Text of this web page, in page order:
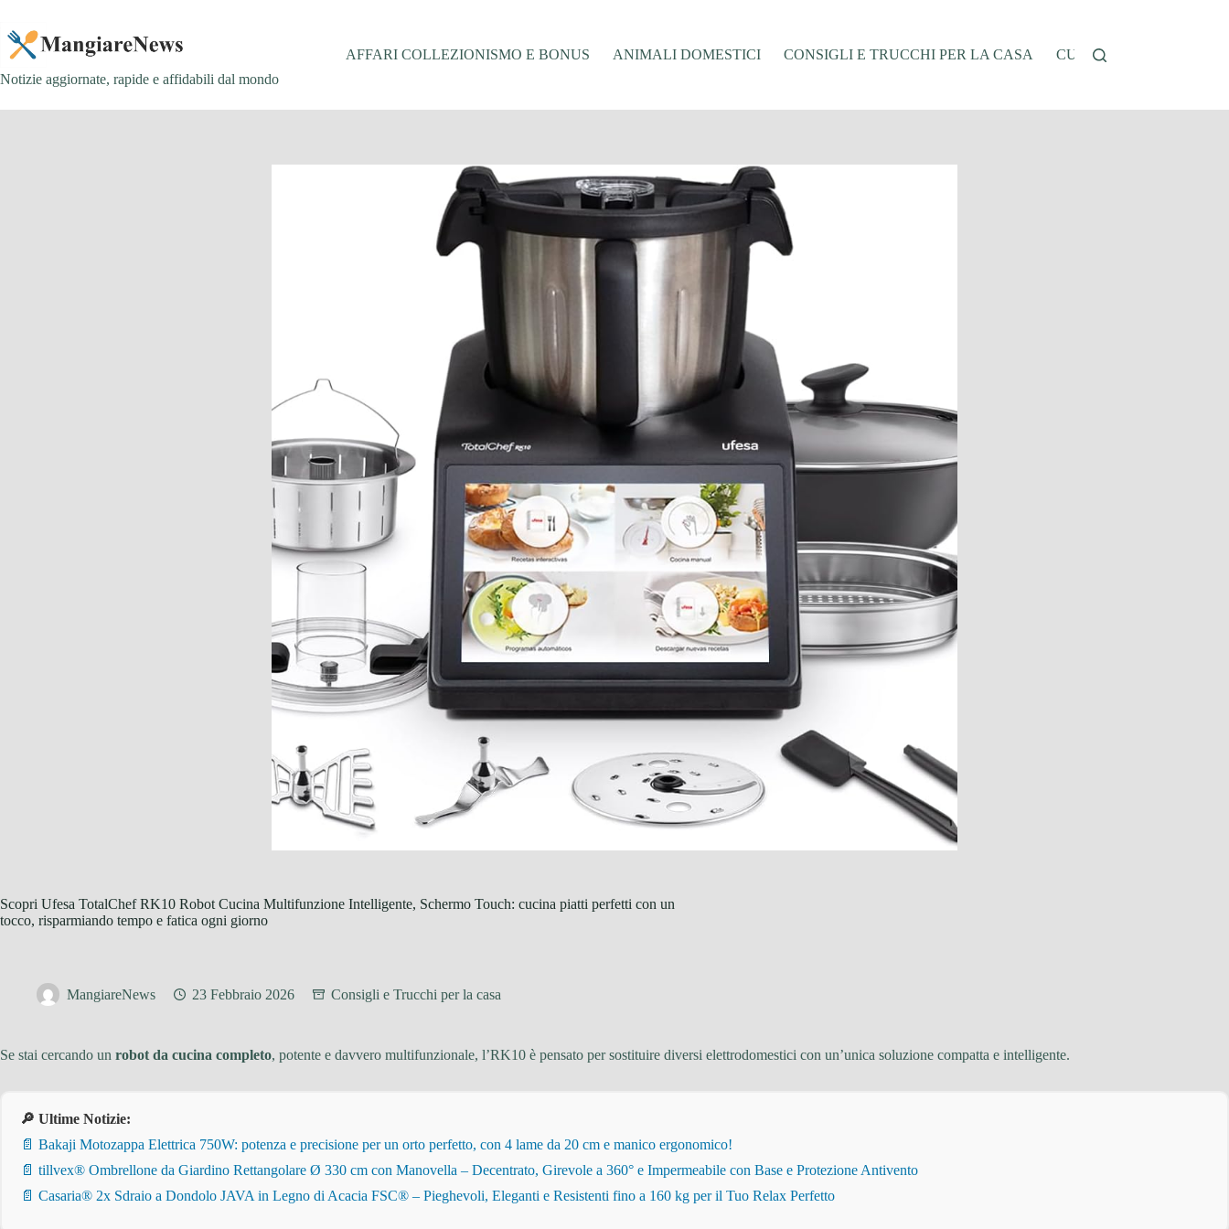
contenuto
Notizie aggiornate, rapide e affidabili dal mondo
AFFARI COLLEZIONISMO E BONUS ANIMALI DOMESTICI CONSIGLI E TRUCCHI PER LA CASA CUCINA E RICETTE
Scopri Ufesa TotalChef RK10 Robot Cucina Multifunzione Intelligente, Schermo Touch: cucina piatti perfetti con un
tocco, risparmiando tempo e fatica ogni giorno
MangiareNews 23 Febbraio 2026 Consigli e Trucchi per la casa
Se stai cercando un robot da cucina completo, potente e davvero multifunzionale, l’RK10 è pensato per sostituire diversi elettrodomestici con un’unica soluzione compatta e intelligente.
🔎 Ultime Notizie:
📄 Bakaji Motozappa Elettrica 750W: potenza e precisione per un orto perfetto, con 4 lame da 20 cm e manico ergonomico!
📄 tillvex® Ombrellone da Giardino Rettangolare Ø 330 cm con Manovella – Decentrato, Girevole a 360° e Impermeabile con Base e Protezione Antivento
📄 Casaria® 2x Sdraio a Dondolo JAVA in Legno di Acacia FSC® – Pieghevoli, Eleganti e Resistenti fino a 160 kg per il Tuo Relax Perfetto